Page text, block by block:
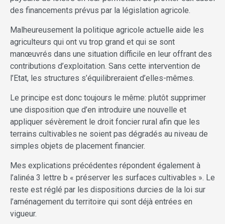
des financements prévus par la législation agricole.
Malheureusement la politique agricole actuelle aide les
agriculteurs qui ont vu trop grand et qui se sont
manœuvrés dans une situation difficile en leur offrant des
contributions d’exploitation. Sans cette intervention de
l’Etat, les structures s’équilibreraient d’elles-mêmes.
Le principe est donc toujours le même: plutôt supprimer
une disposition que d’en introduire une nouvelle et
appliquer sévèrement le droit foncier rural afin que les
terrains cultivables ne soient pas dégradés au niveau de
simples objets de placement financier.
Mes explications précédentes répondent également à
l’alinéa 3 lettre b « préserver les surfaces cultivables ». Le
reste est réglé par les dispositions durcies de la loi sur
l’aménagement du territoire qui sont déjà entrées en
vigueur.